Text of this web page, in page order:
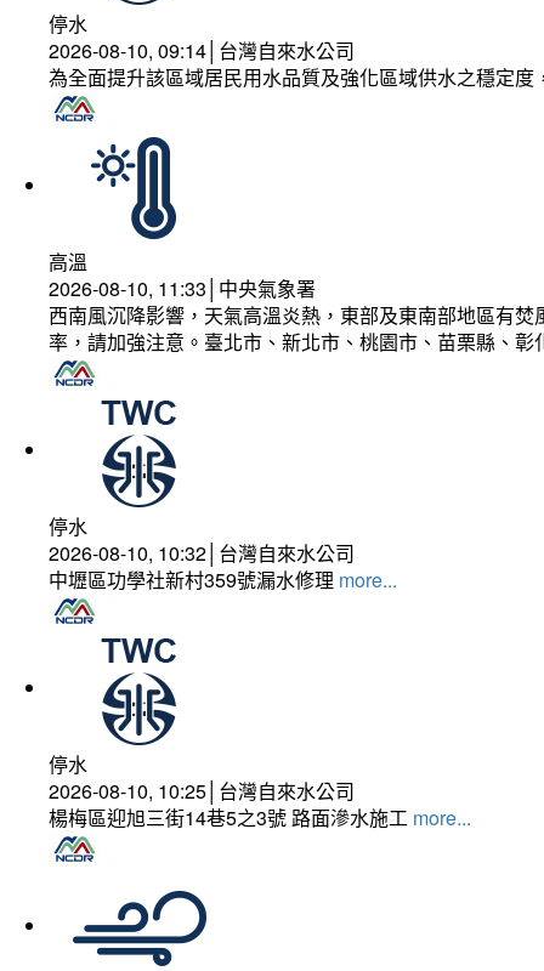
停水
2026-08-10, 09:14│台灣自來水公司
為全面提升該區域居民用水品質及強化區域供水之穩定
高溫
2026-08-10, 11:33│中央氣象署
西南風沉降影響，天氣高溫炎熱，東部及東南部地區有
率，請加強注意。臺北市、新北市、桃園市、苗栗縣、
停水
2026-08-10, 10:32│台灣自來水公司
中壢區功學社新村359號漏水修理 more...
停水
2026-08-10, 10:25│台灣自來水公司
楊梅區迎旭三街14巷5之3號 路面滲水施工 more...